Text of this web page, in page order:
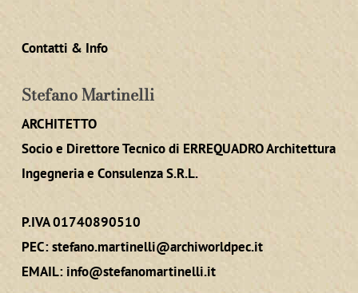
Contatti & Info
Stefano Martinelli
ARCHITETTO
Socio e Direttore Tecnico di ERREQUADRO Architettura
Ingegneria e Consulenza S.R.L.
P.IVA 01740890510
PEC:stefano.martinelli@archiworldpec.it
EMAIL: info@stefanomartinelli.it